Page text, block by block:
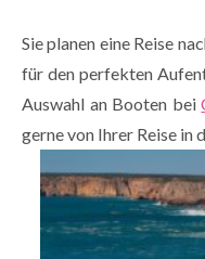
Sie planen eine Reise
für den perfekten
Auswahl an Booten bei
gerne von Ihrer Reise in